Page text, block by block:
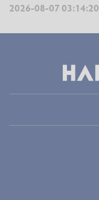
2026-08-07 03:14:20